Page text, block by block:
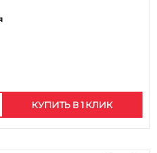
КУПИТЬ В 1 КЛИК